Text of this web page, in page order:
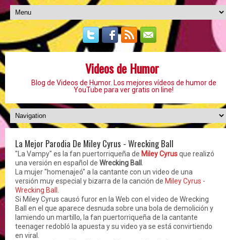
Videos de Humor
Blog de Videos de Humor. Los mejores vídeos de humor de
YouTube para ver gratis on line!
La Mejor Parodia De Miley Cyrus - Wrecking Ball
"La Vampy" es la fan puertorriqueña de Miley Cyrusque realizó
una versión en español de Wrecking Ball
La mujer "homenajeó" a la cantante con un video de una
versión muy especial y bizarra de la canción de Miley Cyrus -
Wrecking Ball
Si Miley Cyrus causó furor en la Web con el video de Wrecking
Ball en el que aparece desnuda sobre una bola de demolición y
lamiendo un martillo, la fan puertorriqueña de la cantante
teenager redobló la apuesta y su video ya se está convirtiendo
en viral.